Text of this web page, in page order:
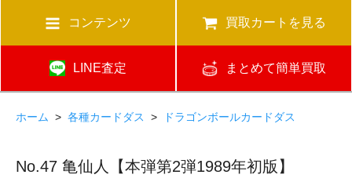
コンテンツ 買取カートを見る
LINE査定 まとめて簡単買取
ホーム > 各種カードダス > ドラゴンボールカードダス
No.47 亀仙人【本弾第2弾1989年初版】